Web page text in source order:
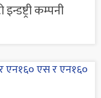
कम्पनी